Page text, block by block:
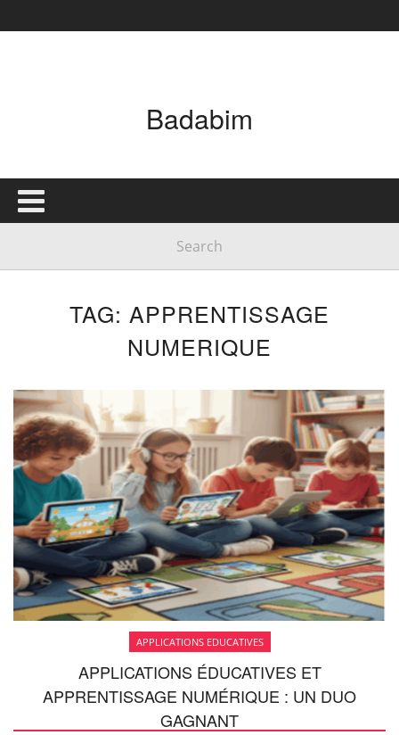
Badabim
TAG: APPRENTISSAGE
NUMERIQUE
APPLICATIONS EDUCATIVES
APPLICATIONS ÉDUCATIVES ET
APPRENTISSAGE NUMÉRIQUE : UN DUO
GAGNANT